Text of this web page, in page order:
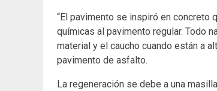
“El pavimento se inspiró en concreto
químicas al pavimento regular. Todo
material y el caucho cuando están a
pavimento de asfalto.
La regeneración se debe a una